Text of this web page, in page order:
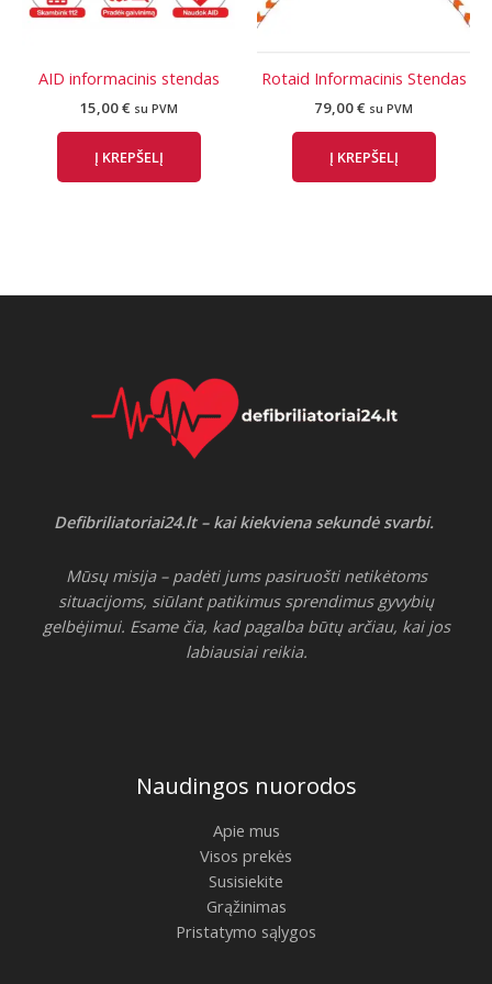
AID informacinis stendas
15,00€ su PVM
Į KREPŠELĮ
Rotaid Informacinis Stendas
79,00€ su PVM
Į KREPŠELĮ
Defibriliatoriai24.lt – kai kiekviena sekundė svarbi.
Mūsų misija – padėti jums pasiruošti netikėtoms
situacijoms, siūlant patikimus sprendimus gyvybių
gelbėjimui. Esame čia, kad pagalba būtų arčiau, kai jos
labiausiai reikia.
Naudingos nuorodos
Apie mus
Visos prekės
Susisiekite
Grąžinimas
Pristatymo sąlygos